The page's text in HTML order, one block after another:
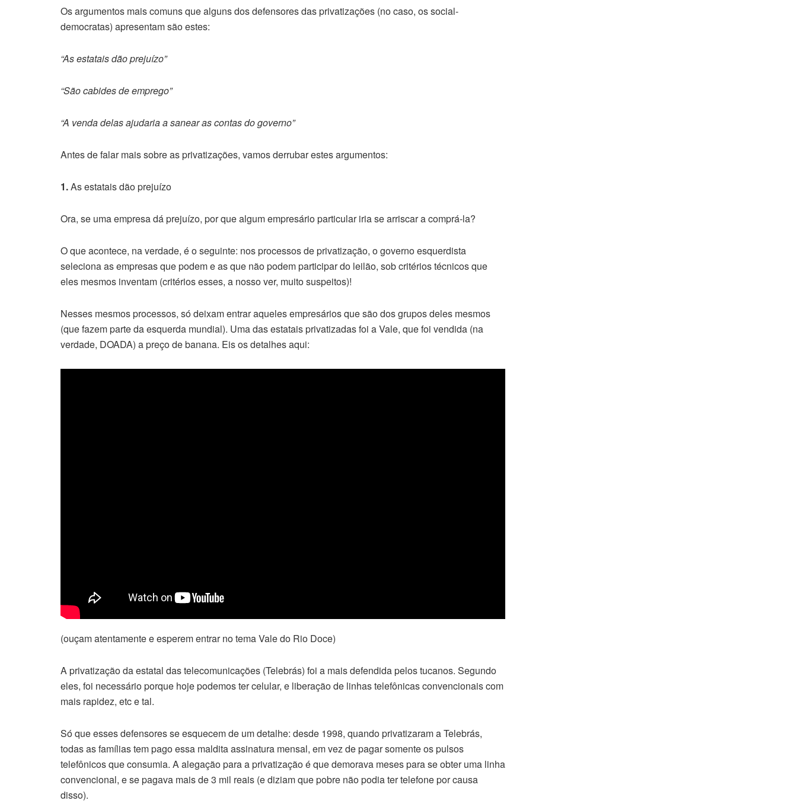
Os argumentos mais comuns que alguns dos defensores das privatizações (no caso, os social-
democratas) apresentam são estes:
“As estatais dão prejuízo”
“São cabides de emprego”
“A venda delas ajudaria a sanear as contas do governo”
Antes de falar mais sobre as privatizações, vamos derrubar estes argumentos:
1.As estatais dão prejuízo
Ora, se uma empresa dá prejuízo, por que algum empresário particular iria se arriscar a comprá-la?
O que acontece, na verdade, é o seguinte: nos processos de privatização, o governo esquerdista
seleciona as empresas que podem e as que não podem participar do leilão, sob critérios técnicos que
eles mesmos inventam (critérios esses, a nosso ver, muito suspeitos)!
Nesses mesmos processos, só deixam entrar aqueles empresários que são dos grupos deles mesmos
(que fazem parte da esquerda mundial). Uma das estatais privatizadas foi a Vale, que foi vendida (na
verdade, DOADA) a preço de banana. Eis os detalhes aqui:
(ouçam atentamente e esperem entrar no tema Vale do Rio Doce)
A privatização da estatal das telecomunicações (Telebrás) foi a mais defendida pelos tucanos. Segundo
eles, foi necessário porque hoje podemos ter celular, e liberação de linhas telefônicas convencionais com
mais rapidez, etc e tal.
Só que esses defensores se esquecem de um detalhe: desde 1998, quando privatizaram a Telebrás,
todas as famílias tem pago essa maldita assinatura mensal, em vez de pagar somente os pulsos
telefônicos que consumia. A alegação para a privatização é que demorava meses para se obter uma linha
convencional, e se pagava mais de 3 mil reais (e diziam que pobre não podia ter telefone por causa
disso).